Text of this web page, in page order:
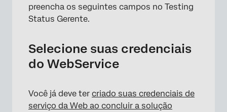
preencha os seguintes campos no Testing
Status Gerente.
Selecione suas credenciais
do WebService
Você já deve ter criado suas credenciais de
serviço da Web ao concluir a solução